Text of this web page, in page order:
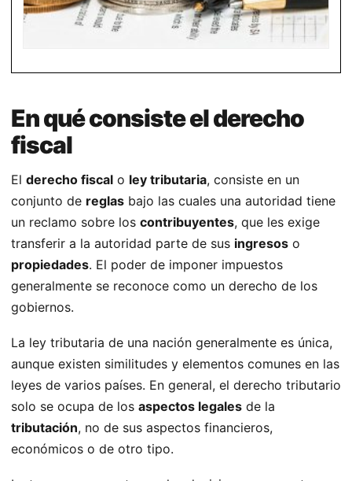
En qué consiste el derecho
fiscal
El derecho fiscal o ley tributaria, consiste en un
conjunto de reglas bajo las cuales una autoridad tiene
un reclamo sobre los contribuyentes, que les exige
transferir a la autoridad parte de sus ingresos o
propiedades. El poder de imponer impuestos
generalmente se reconoce como un derecho de los
gobiernos.
La ley tributaria de una nación generalmente es única,
aunque existen similitudes y elementos comunes en las
leyes de varios países. En general, el derecho tributario
solo se ocupa de los aspectos legales de la
tributación, no de sus aspectos financieros,
económicos o de otro tipo.